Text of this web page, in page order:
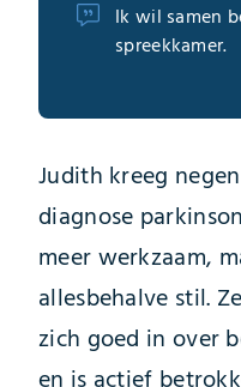
Ik wil samen
spreekkamer.
Judith kreeg
diagnose
meer werkzaam,
allesbehalve stil.
zich goed in over